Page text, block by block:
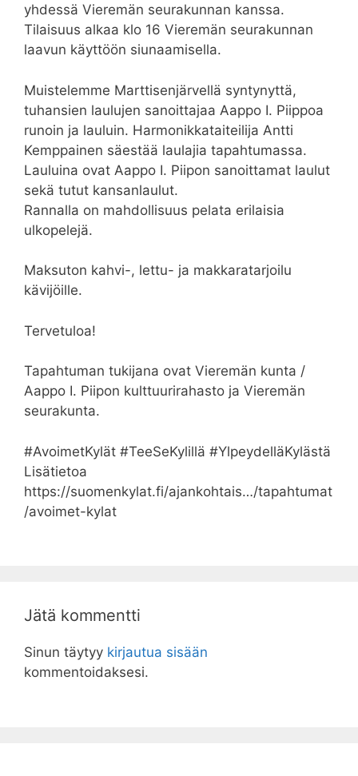
yhdessä Vieremän seurakunnan kanssa.
Tilaisuus alkaa klo 16 Vieremän seurakunnan
laavun käyttöön siunaamisella.
Muistelemme Marttisenjärvellä syntynyttä,
tuhansien laulujen sanoittajaa Aappo I. Piippoa
runoin ja lauluin. Harmonikkataiteilija Antti
Kemppainen säestää laulajia tapahtumassa.
Lauluina ovat Aappo I. Piipon sanoittamat laulut
sekä tutut kansanlaulut.
Rannalla on mahdollisuus pelata erilaisia
ulkopelejä.
Maksuton kahvi-, lettu- ja makkaratarjoilu
kävijöille.
Tervetuloa!
Tapahtuman tukijana ovat Vieremän kunta /
Aappo I. Piipon kulttuurirahasto ja Vieremän
seurakunta.
#AvoimetKylät #TeeSeKylillä #YlpeydelläKylästä
Lisätietoa
https://suomenkylat.fi/ajankohtais…/tapahtumat
/avoimet-kylat
Jätä kommentti
Sinun täytyy kirjautua sisään
kommentoidaksesi.